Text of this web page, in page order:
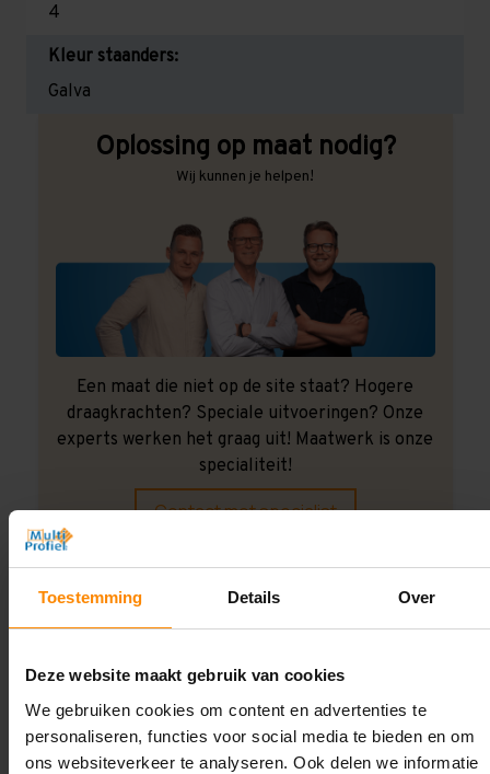
Toestemming Details Over
Deze website maakt gebruik van cookies
We gebruiken cookies om content en advertenties te
personaliseren, functies voor social media te bieden en om
ons websiteverkeer te analyseren. Ook delen we informatie
4
Kleur staanders:
Galva
Oplossing op maat nodig?
Wij kunnen je helpen!
Een maat die niet op de site staat? Hogere
draagkrachten? Speciale uitvoeringen? Onze
experts werken het graag uit! Maatwerk is onze
specialiteit!
Contact met specialist
Montage uitbesteden?